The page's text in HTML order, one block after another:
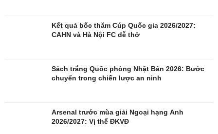
Du lịch
Kết quả bốc thăm Cúp Quốc gia 2026/2027:
CAHN và Hà Nội FC dễ thở
Sách trắng Quốc phòng Nhật Bản 2026: Bước
chuyển trong chiến lược an ninh
Arsenal trước mùa giải Ngoại hạng Anh
2026/2027: Vị thế ĐKVĐ